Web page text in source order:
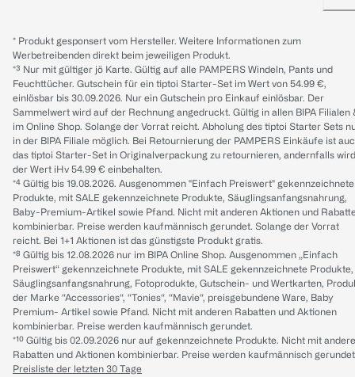
* Produkt gesponsert vom Hersteller. Weitere Informationen zum
Werbetreibenden direkt beim jeweiligen Produkt.
*³ Nur mit gültiger jö Karte. Gültig auf alle PAMPERS Windeln, Pants und
Feuchttücher. Gutschein für ein tiptoi Starter-Set im Wert von 54.99 €,
einlösbar bis 30.09.2026. Nur ein Gutschein pro Einkauf einlösbar. Der
Sammelwert wird auf der Rechnung angedruckt. Gültig in allen BIPA Filialen
im Online Shop. Solange der Vorrat reicht. Abholung des tiptoi Starter Sets
in der BIPA Filiale möglich. Bei Retournierung der PAMPERS Einkäufe ist
das tiptoi Starter-Set in Originalverpackung zu retournieren, andernfalls wird
der Wert iHv 54.99 € einbehalten.
*⁴ Gültig bis 19.08.2026. Ausgenommen "Einfach Preiswert" gekennzeichnete
Produkte, mit SALE gekennzeichnete Produkte, Säuglingsanfangsnahrung,
Baby-Premium-Artikel sowie Pfand. Nicht mit anderen Aktionen und
kombinierbar. Preise werden kaufmännisch gerundet. Solange der Vorrat
reicht. Bei 1+1 Aktionen ist das günstigste Produkt gratis.
*⁸ Gültig bis 12.08.2026 nur im BIPA Online Shop. Ausgenommen „Einfach
Preiswert“ gekennzeichnete Produkte, mit SALE gekennzeichnete Produkte,
Säuglingsanfangsnahrung, Fotoprodukte, Gutschein- und Wertkarten,
der Marke “Accessories“, “Tonies“, “Mavie“, preisgebundene Ware, Baby
Premium- Artikel sowie Pfand. Nicht mit anderen Rabatten und Aktionen
kombinierbar. Preise werden kaufmännisch gerundet.
*¹⁰ Gültig bis 02.09.2026 nur auf gekennzeichnete Produkte. Nicht mit
Rabatten und Aktionen kombinierbar. Preise werden kaufmännisch
Preisliste der letzten 30 Tage